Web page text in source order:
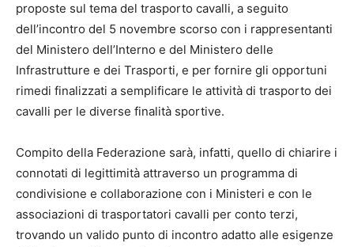
proposte sul tema del trasporto cavalli, a seguito
dell’incontro del 5 novembre scorso con i rappresentanti
del Ministero dell’Interno e del Ministero delle
Infrastrutture e dei Trasporti, e per fornire gli opportuni
rimedi finalizzati a semplificare le attività di trasporto dei
cavalli per le diverse finalità sportive.
Compito della Federazione sarà, infatti, quello di chiarire i
connotati di legittimità attraverso un programma di
condivisione e collaborazione con i Ministeri e con le
associazioni di trasportatori cavalli per conto terzi,
trovando un valido punto di incontro adatto alle esigenze